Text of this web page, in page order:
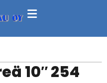
10″ 254